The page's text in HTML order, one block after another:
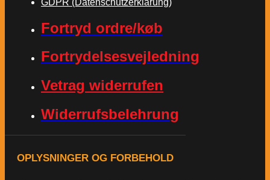
Fortryd ordre/køb
Fortrydelsesvejledning
Vetrag widerrufen
Widerrufsbelehrung
OPLYSNINGER OG FORBEHOLD